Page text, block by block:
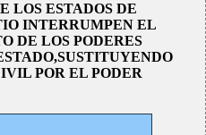
LOS ESTADOS DE
INTERRUMPEN EL
DE LOS PODERES
POR EL PODER